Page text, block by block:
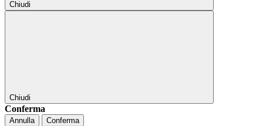
Chiudi
Chiudi
Conferma
Annulla Conferma